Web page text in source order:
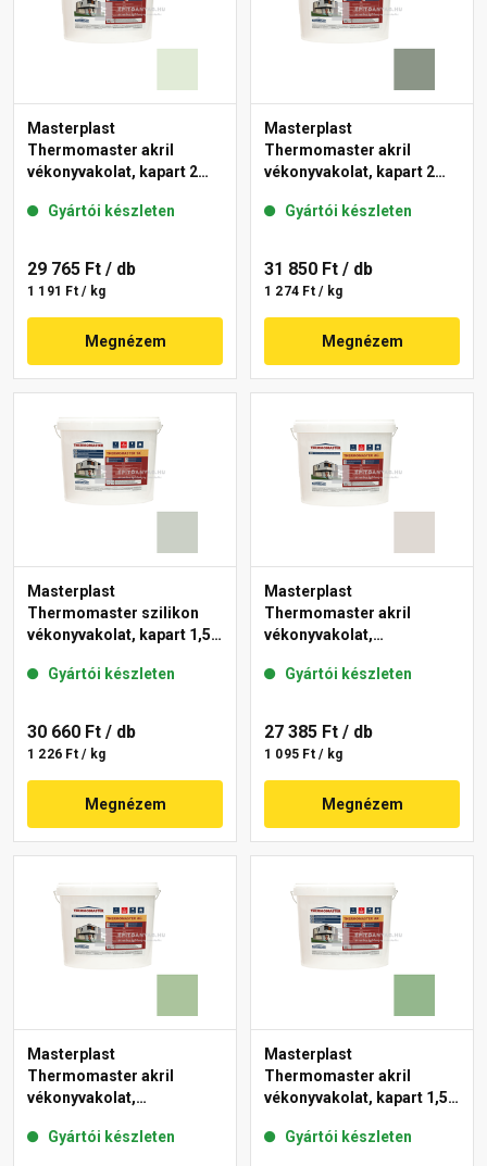
Masterplast
Thermomaster akril
vékonyvakolat, kapart 2
Gyártói készleten
29 765 Ft / db
1 191 Ft / kg
Megnézem
Masterplast
Thermomaster akril
vékonyvakolat, kapart 2
Gyártói készleten
31 850 Ft / db
1 274 Ft / kg
Megnézem
Masterplast
Thermomaster szilikon
vékonyvakolat, kapart 1,5
Gyártói készleten
30 660 Ft / db
1 226 Ft / kg
Megnézem
Masterplast
Thermomaster akril
vékonyvakolat,
45-E 25 kg
Gyártói készleten
27 385 Ft / db
1 095 Ft / kg
Megnézem
Masterplast
Thermomaster akril
vékonyvakolat,
41-C 25 kg
Gyártói készleten
Masterplast
Thermomaster akril
vékonyvakolat, kapart 1,5
Gyártói készleten